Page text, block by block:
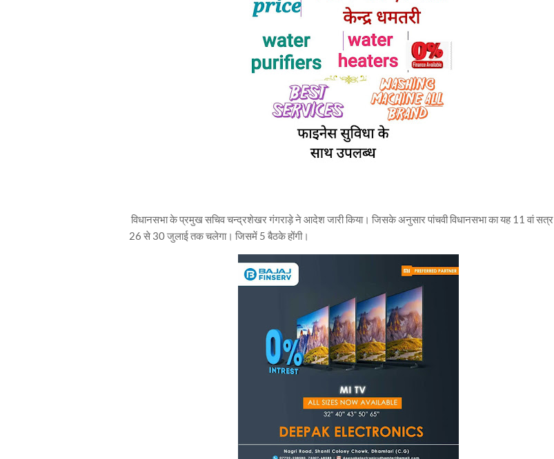
विधानसभा के प्रमुख सचिव चन्द्रशेखर गंगराड़े ने आदेश जारी किया। जिसके अनुसार पांचवी विधानसभा का यह 11 वां सत्र
26 से 30 जुलाई तक चलेगा। जिसमें 5 बैठके होंगी।